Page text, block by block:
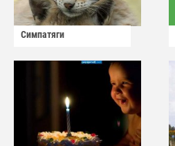
Симпатяги